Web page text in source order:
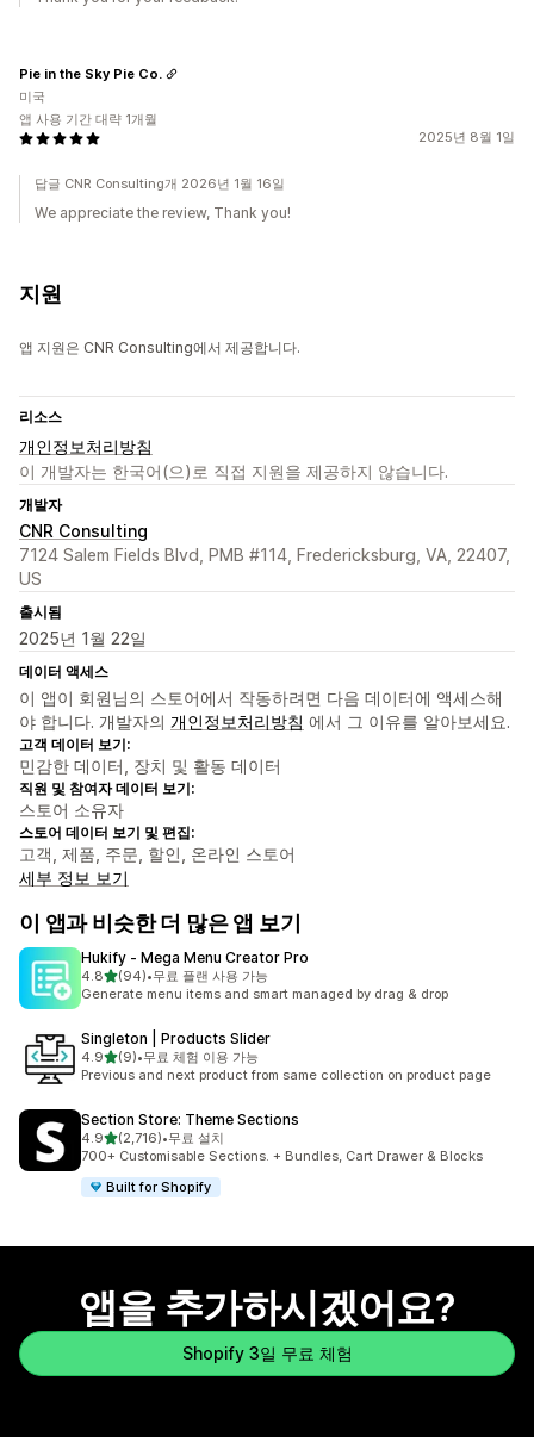
2025년 8월 1일
Pie in the Sky Pie Co.
미국
앱 사용 기간 대략 1개월
답글 CNR Consulting개 2026년 1월 16일
We appreciate the review, Thank you!
지원
앱 지원은 CNR Consulting에서 제공합니다.
리소스
개인정보처리방침
이 개발자는 한국어(으)로 직접 지원을 제공하지 않습니다.
개발자
CNR Consulting
7124 Salem Fields Blvd, PMB #114, Fredericksburg, VA, 22407,
US
출시됨
2025년 1월 22일
데이터 액세스
이 앱이 회원님의 스토어에서 작동하려면 다음 데이터에 액세스해
야 합니다. 개발자의 개인정보처리방침 에서 그 이유를 알아보세요.
고객 데이터 보기:
민감한 데이터, 장치 및 활동 데이터
직원 및 참여자 데이터 보기:
스토어 소유자
스토어 데이터 보기 및 편집:
고객, 제품, 주문, 할인, 온라인 스토어
세부 정보 보기
이 앱과 비슷한 더 많은 앱 보기
Hukify ‑ Mega Menu Creator Pro
4.8별 5개 중
(94)
총 리뷰 94개
•무료 플랜 사용 가능
Generate menu items and smart managed by drag & drop
Singleton | Products Slider
4.9별 5개 중
(9)
총 리뷰 9개
•무료 체험 이용 가능
Previous and next product from same collection on product page
Section Store: Theme Sections
4.9별 5개 중
(2,716)
총 리뷰 2716개
•무료 설치
700+ Customisable Sections. + Bundles, Cart Drawer & Blocks
Built for Shopify
앱을 추가하시겠어요?
Shopify 3일 무료 체험